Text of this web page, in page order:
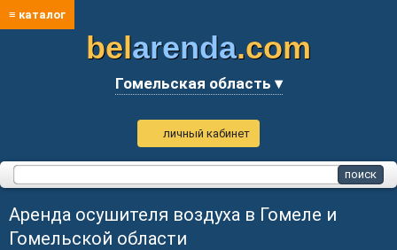
≡ каталог
belarenda.com
Гомельская область ▾
личный кабинет
Аренда осушителя воздуха в Гомеле и
Гомельской области